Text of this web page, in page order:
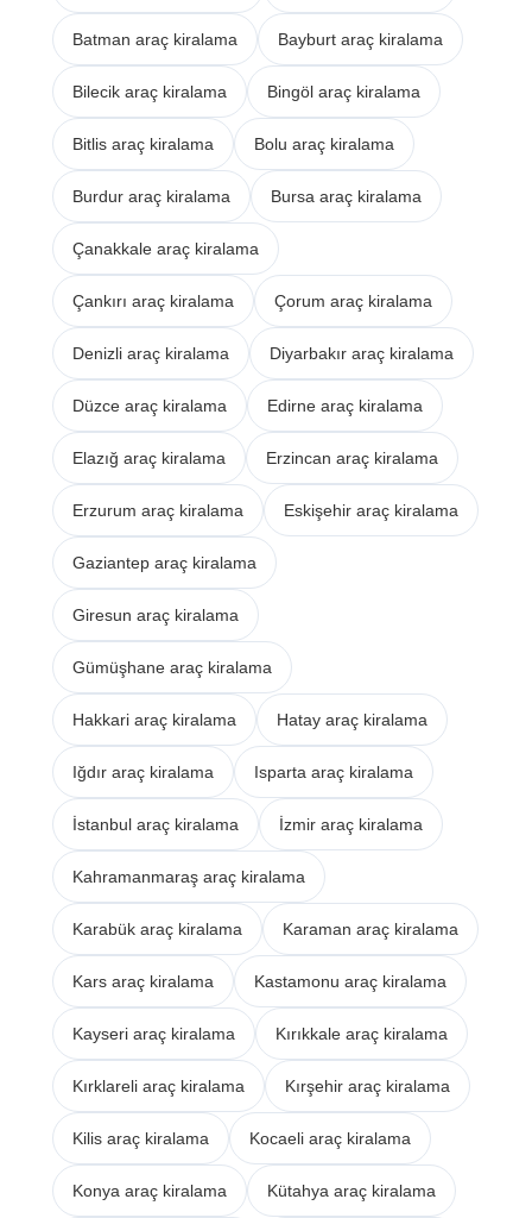
Batman araç kiralama Bayburt araç kiralama
Bilecik araç kiralama Bingöl araç kiralama
Bitlis araç kiralama Bolu araç kiralama
Burdur araç kiralama Bursa araç kiralama
Çanakkale araç kiralama
Çankırı araç kiralama Çorum araç kiralama
Denizli araç kiralama Diyarbakır araç kiralama
Düzce araç kiralama Edirne araç kiralama
Elazığ araç kiralama Erzincan araç kiralama
Erzurum araç kiralama Eskişehir araç kiralama
Gaziantep araç kiralama
Giresun araç kiralama
Gümüşhane araç kiralama
Hakkari araç kiralama Hatay araç kiralama
Iğdır araç kiralama Isparta araç kiralama
İstanbul araç kiralama İzmir araç kiralama
Kahramanmaraş araç kiralama
Karabük araç kiralama Karaman araç kiralama
Kars araç kiralama Kastamonu araç kiralama
Kayseri araç kiralama Kırıkkale araç kiralama
Kırklareli araç kiralama Kırşehir araç kiralama
Kilis araç kiralama Kocaeli araç kiralama
Konya araç kiralama Kütahya araç kiralama